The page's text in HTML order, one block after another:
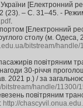
[Електронний
(23). – С. 31–45. -
.
[Електронний
столу (м.
bitstream/
повітряним
30-річчя
2021 р.) / за
handle/11300/
повітряним
http://